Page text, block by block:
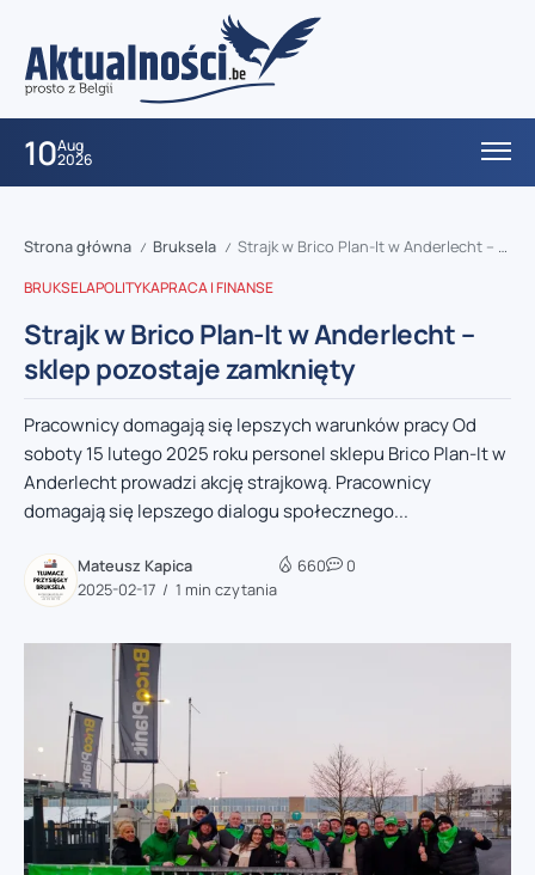
10Aug
2026
Strona główna / Bruksela / Strajk w Brico Plan-It w Anderlecht – sklep pozostaje zamknięty
BRUKSELAPOLITYKAPRACA I FINANSE
Strajk w Brico Plan-It w Anderlecht –
sklep pozostaje zamknięty
Pracownicy domagają się lepszych warunków pracy Od
soboty 15 lutego 2025 roku personel sklepu Brico Plan-It w
Anderlecht prowadzi akcję strajkową. Pracownicy
domagają się lepszego dialogu społecznego...
Mateusz Kapica
2025-02-17
1 min czytania
660 0